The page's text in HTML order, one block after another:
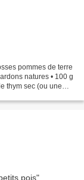
pommes de terre
natures • 100 g
thym sec (ou une